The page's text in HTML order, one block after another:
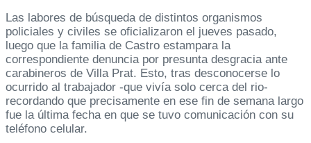
Las labores de búsqueda de distintos organismos
policiales y civiles se oficializaron el jueves pasado,
luego que la familia de Castro estampara la
correspondiente denuncia por presunta desgracia ante
carabineros de Villa Prat. Esto, tras desconocerse lo
ocurrido al trabajador -que vivía solo cerca del rio-
recordando que precisamente en ese fin de semana largo
fue la última fecha en que se tuvo comunicación con su
teléfono celular.